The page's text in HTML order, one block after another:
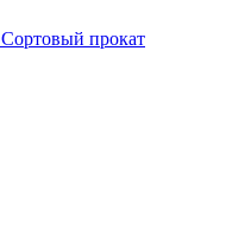
Сортовый прокат